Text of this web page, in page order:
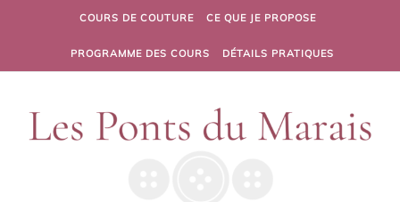
Skip to contentCOURS DE COUTURE CE QUE JE PROPOSE
PROGRAMME DES COURS DÉTAILS PRATIQUES